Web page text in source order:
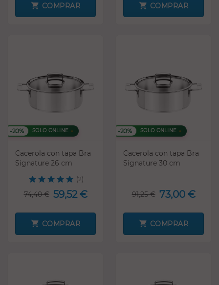
COMPRAR COMPRAR
-20% SOLO ONLINE
Cacerola con tapa Bra
Signature 26 cm
(2)
74,40 € 59,52 €
COMPRAR
-20% SOLO ONLINE
Cacerola con tapa Bra
Signature 30 cm
91,25 € 73,00 €
COMPRAR